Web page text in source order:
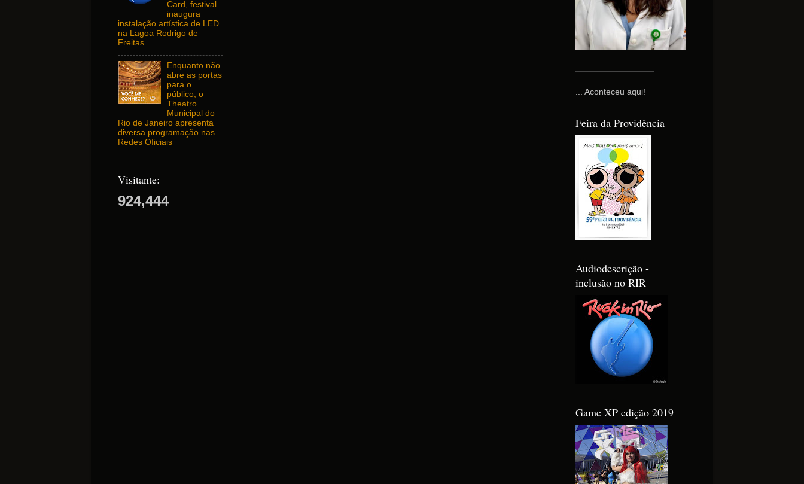
Card, festival
inaugura
instalação artística de LED
na Lagoa Rodrigo de
Freitas
Enquanto não
abre as portas
para o
público, o
Theatro
Municipal do
Rio de Janeiro apresenta
diversa programação nas
Redes Oficiais
Visitante:
924,444
... Aconteceu aqui!
Feira da Providência
Audiodescrição -
inclusão no RIR
Game XP edição 2019